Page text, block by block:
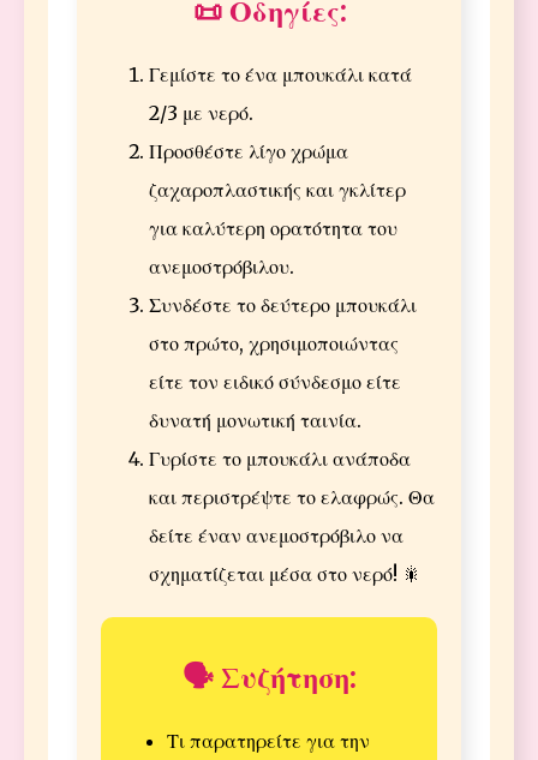
📜 Οδηγίες:
Γεμίστε το ένα μπουκάλι κατά
2/3 με νερό.
Προσθέστε λίγο χρώμα
ζαχαροπλαστικής και γκλίτερ
για καλύτερη ορατότητα του
ανεμοστρόβιλου.
Συνδέστε το δεύτερο μπουκάλι
στο πρώτο, χρησιμοποιώντας
είτε τον ειδικό σύνδεσμο είτε
δυνατή μονωτική ταινία.
Γυρίστε το μπουκάλι ανάποδα
και περιστρέψτε το ελαφρώς. Θα
δείτε έναν ανεμοστρόβιλο να
σχηματίζεται μέσα στο νερό! 🎇
🗣️ Συζήτηση:
Τι παρατηρείτε για την